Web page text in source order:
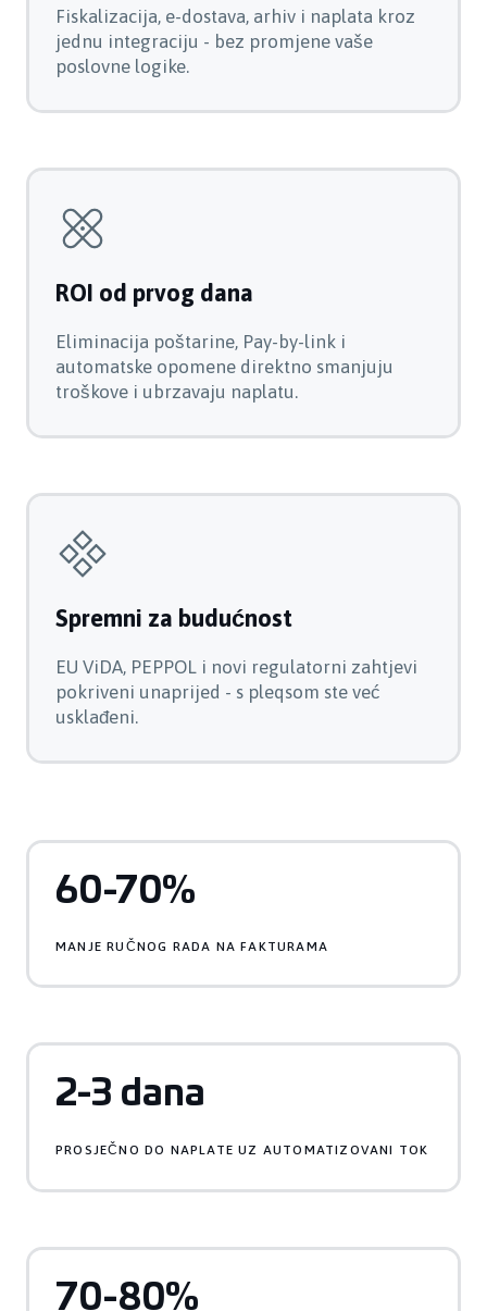
Fiskalizacija, e-dostava, arhiv i naplata kroz
jednu integraciju - bez promjene vaše
poslovne logike.
ROI od prvog dana
Eliminacija poštarine, Pay-by-link i
automatske opomene direktno smanjuju
troškove i ubrzavaju naplatu.
Spremni za budućnost
EU ViDA, PEPPOL i novi regulatorni zahtjevi
pokriveni unaprijed - s pleqsom ste već
usklađeni.
60-70%
MANJE RUČNOG RADA NA FAKTURAMA
2-3 dana
PROSJEČNO DO NAPLATE UZ AUTOMATIZOVANI TOK
70-80%